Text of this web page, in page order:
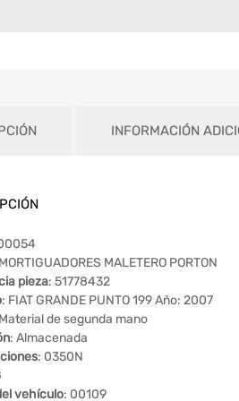
INFORMACIÓN
MALETERO PORTON
pieza: 51778432
: FIAT GRANDE PUNTO 199 Año: 2007
de segunda mano
: Almacenada
: 0350N
vehículo: 00109